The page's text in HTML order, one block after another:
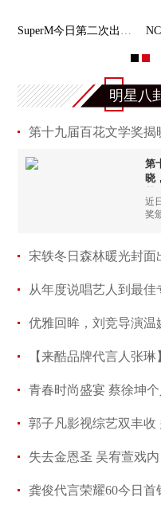
SuperM今日第二次出演美国《The Ellen Show》引
明星八
第
晓
近
奖
郭子凡影视综艺双丰收